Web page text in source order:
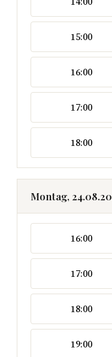
15:00
16:00
17:00
18:00
Montag,
16:00
17:00
18:00
19:00